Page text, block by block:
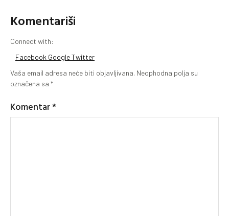
Komentariši
Connect with:
Facebook GoogleTwitter
Vaša email adresa neće biti objavljivana. Neophodna polja su
označena sa *
Komentar*